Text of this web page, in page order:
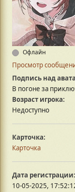
Офлайн
Просмотр
Подпись над
В погоне за
Возраст игрока:
Недоступно
Карточка:
Карточка
Дата регистрации:
10-05-2025,